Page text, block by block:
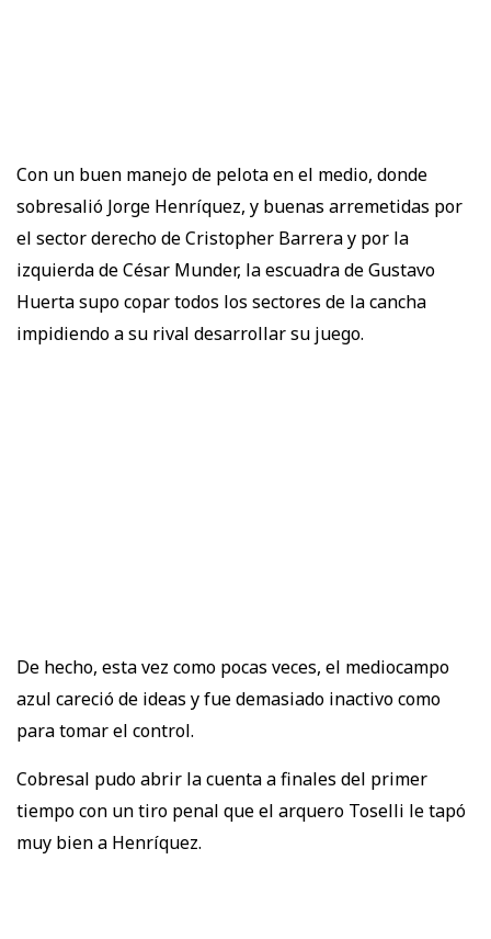
Con un buen manejo de pelota en el medio, donde
sobresalió Jorge Henríquez, y buenas arremetidas por
el sector derecho de Cristopher Barrera y por la
izquierda de César Munder, la escuadra de Gustavo
Huerta supo copar todos los sectores de la cancha
impidiendo a su rival desarrollar su juego.
De hecho, esta vez como pocas veces, el mediocampo
azul careció de ideas y fue demasiado inactivo como
para tomar el control.
Cobresal pudo abrir la cuenta a finales del primer
tiempo con un tiro penal que el arquero Toselli le tapó
muy bien a Henríquez.